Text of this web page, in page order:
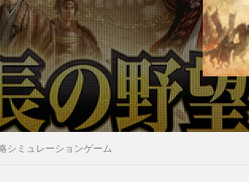
シミュレーションゲーム